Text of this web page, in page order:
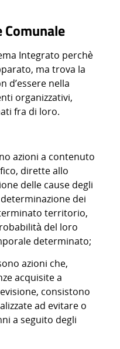
Integrato perchè
ma trova la
d’essere nella
organizzativi,
fra di loro.
azioni a contenuto
dirette allo
delle cause degli
dei
territorio,
del loro
determinato;
azioni che,
acquisite a
consistono
ad evitare o
a seguito degli